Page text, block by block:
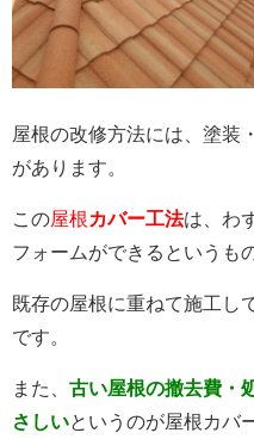
屋根の改修方法には、塗装
があります。
この屋根カバー工法は、わ
フォームができるというも
既存の屋根に重ねて施工し
です。
また、 古い屋根の撤去費・
さしいというのが屋根カバ